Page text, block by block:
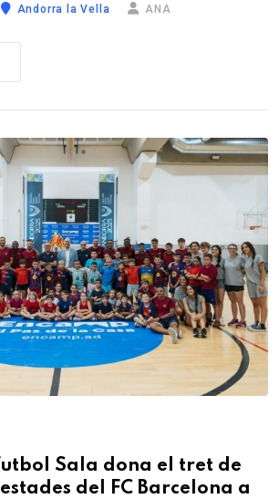
Andorra la Vella ANA
Sala dona el tret de
del FC Barcelona a